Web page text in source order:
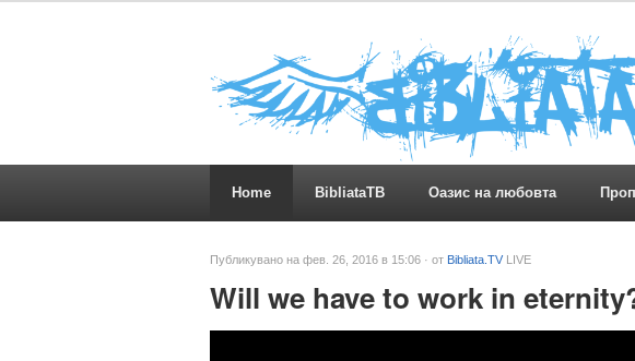
Home BibliataTB Оазис на любовта
Публикувано на фев. 26, 2016 в 15:06 · от Bibliata.TV LIVE
Will we have to work in